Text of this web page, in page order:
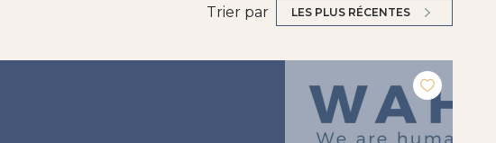
Trier par LES PLUS RÉCENTES